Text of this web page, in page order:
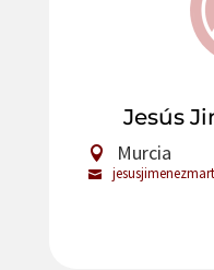
Jesús
Murcia